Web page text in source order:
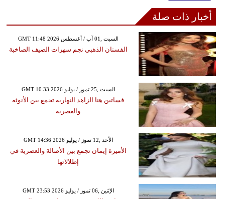
أخبار ذات صلة
GMT 11:48 2026 السبت ,01 آب / أغسطس
الفستان الذهبي نجم سهرات الصيف الصاخبة
GMT 10:33 2026 السبت ,25 تموز / يوليو
فساتين هنا الزاهد النهارية تجمع بين الأنوثة
والعصرية
GMT 14:36 2026 الأحد ,12 تموز / يوليو
الأميرة إيمان تجمع بين الأصالة والعصرية في
إطلالاتها
GMT 23:53 2026 الإثنين ,06 تموز / يوليو